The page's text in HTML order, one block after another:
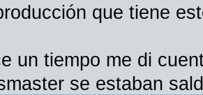
que tiene
un tiempo me di
se estaban